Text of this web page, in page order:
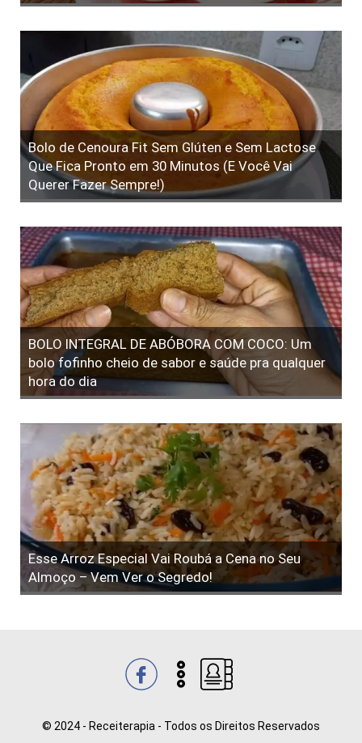
Bolo de Cenoura Fit Sem Glúten e Sem Lactose
Que Fica Pronto em 30 Minutos (E Você Vai
Querer Fazer Sempre!)
BOLO INTEGRAL DE ABÓBORA COM COCO: Um
bolo fofinho cheio de sabor e saúde pra qualquer
hora do dia
Esse Arroz Especial Vai Roubá a Cena no Seu
Almoço – Vem Ver o Segredo!
© 2024 - Receiterapia - Todos os Direitos Reservados